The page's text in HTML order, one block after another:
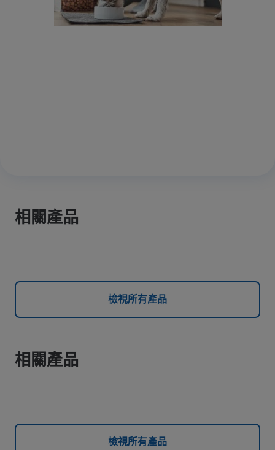
相關產品
檢視所有產品
相關產品
檢視所有產品